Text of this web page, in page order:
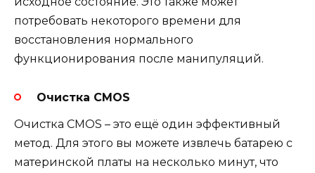
потребовать некоторого времени для
восстановления нормального
функционирования после манипуляций.
Очистка CMOS
Очистка CMOS – это ещё один эффективный
метод. Для этого вы можете извлечь батарею с
материнской платы на несколько минут, что